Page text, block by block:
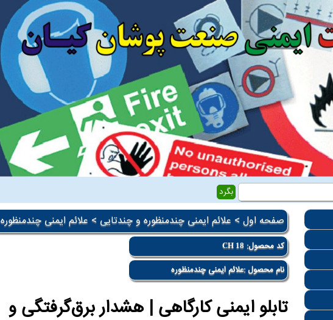
صفحه اول> علائم ایمنی چندمنظوره و چندتایی > علائم ایمنی چندمنظوره
کد محصول: CH 18
نام محصول :علائم ایمنی چندمنظوره
تابلو ایمنی کارگاهی | هشدار برق‌گرفتگی و